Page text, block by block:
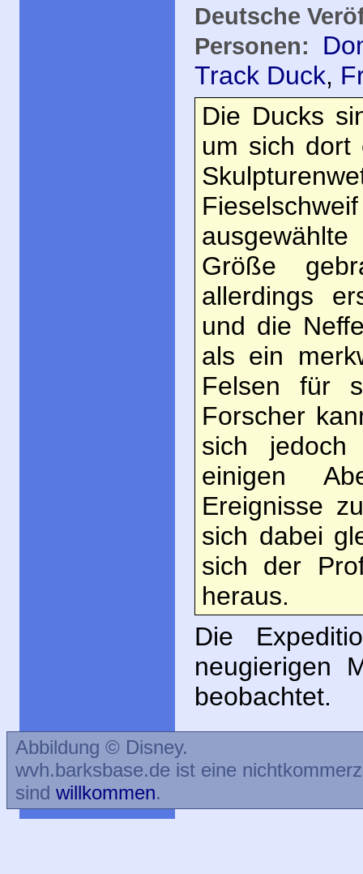
Deutsche
Personen:
Track Duck,
Die Ducks
um sich dort
Größe
allerdings
und die
als ein
Felsen für
Forscher
sich
einigen
Ereignisse
sich dabei
sich der
heraus.
Die
neugierigen
beobachtet.
Abbildung © Disney.
wvh.barksbase.de ist eine
sind willkommen.